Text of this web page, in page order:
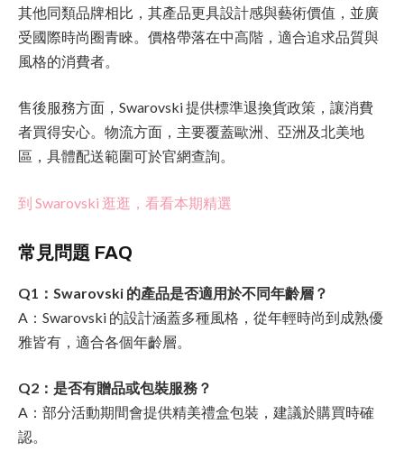
其他同類品牌相比，其產品更具設計感與藝術價值，並廣
受國際時尚圈青睞。價格帶落在中高階，適合追求品質與
風格的消費者。
售後服務方面，Swarovski 提供標準退換貨政策，讓消費
者買得安心。物流方面，主要覆蓋歐洲、亞洲及北美地
區，具體配送範圍可於官網查詢。
到 Swarovski 逛逛，看看本期精選
常見問題 FAQ
Q1：Swarovski 的產品是否適用於不同年齡層？
A：Swarovski 的設計涵蓋多種風格，從年輕時尚到成熟優
雅皆有，適合各個年齡層。
Q2：是否有贈品或包裝服務？
A：部分活動期間會提供精美禮盒包裝，建議於購買時確
認。